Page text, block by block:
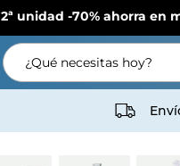
2ª unidad -70% ahorra en
¿Qué necesitas hoy?